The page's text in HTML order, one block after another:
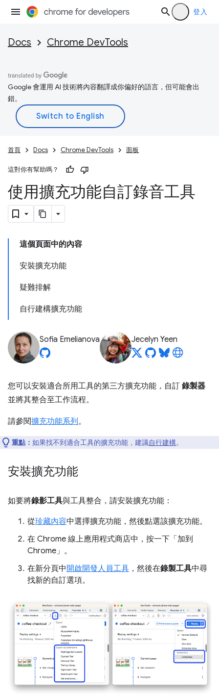
登入
Docs Chrome DevTools
Google 會運用 AI 技術將內容翻譯成你偏好的語言，但可能會出
錯。
首頁 Docs Chrome DevTools 面板
這對你有幫助嗎？
使用擴充功能自訂錄音工具
這個頁面中的內容
安裝擴充功能
疑難排解
自行建構擴充功能
Sofia Emelianova Jecelyn Yeen
您可以安裝適合所用工具的第三方擴充功能，自訂 錄製器
並將其整合至工作流程。
請參閱擴充功能系列。
重點： 如果找不到適合工具的擴充功能，建議自行建構。
安裝擴充功能
如要將錄影工具與工具整合，請安裝擴充功能：
從珍藏內容中選擇擴充功能，然後點選該擴充功能。
在 Chrome 線上應用程式商店中，按一下「加到
Chrome」 。
在新分頁中 開啟開發人員工具 ，然後在錄製工具中尋
找新的自訂選項。